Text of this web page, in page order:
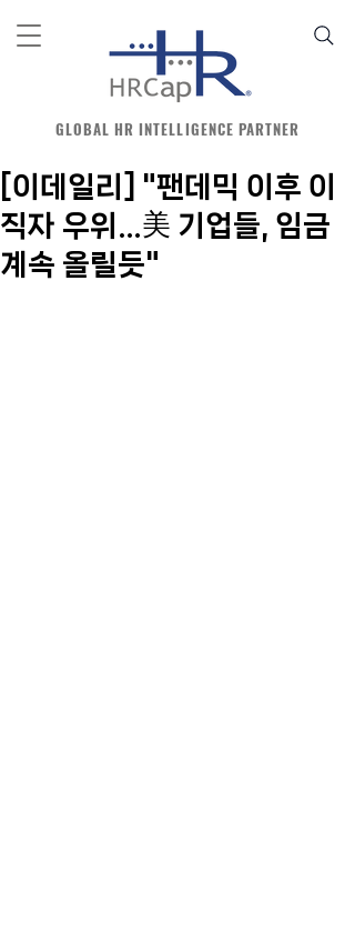
GLOBAL HR INTELLIGENCE PARTNER
[이데일리] "팬데믹 이후 이
직자 우위…美 기업들, 임금
계속 올릴듯"